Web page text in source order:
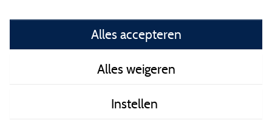
General terms of use
Contact gegevens
Algemene verkoopvoorwaarden
Alles accepteren
Alles weigeren
Instellen